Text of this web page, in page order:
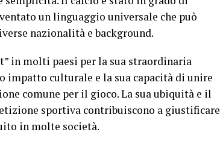
un linguaggio universale che può
nazionalità e background.
in molti paesi per la sua straordinaria
impatto culturale e la sua capacità di unire
comune per il gioco. La sua ubiquità e il
sportiva contribuiscono a giustificare
in molte società.